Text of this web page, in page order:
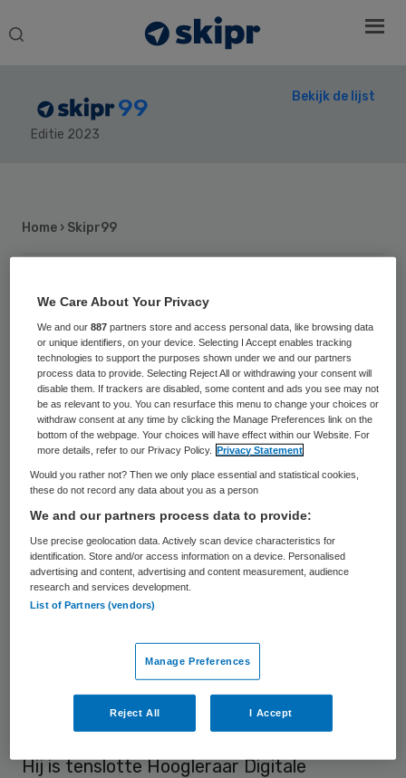
Search
99
Editie 2023
Bekijk de lijst
Home › Skipr99
42
Daan Dohmen
Prof. Dr. Ir. Daan Dohmen (1979) is
ondernemer, investeerder en
wetenschapper met een passie voor de
zorg. Hij is oprichter van FocusCura dat hij
inmiddels verkocht heeft. En van Luscii
thuismonitoring, het snelstgroeiende
healthtech bedrijf van Nederland dat actief
is steeds meer landen in Europa en Afrika.
Daan is tegenwoordig ook actief als
investeerder, zoals in AI-startup Pacmed
en flitskoerier Velomedi dat ook de ‘Picnic
voor apothekers’ wordt genoemd.
Hij is tenslotte Hoogleraar Digitale
Sidebar
We Care About Your Privacy
We and our887 partners store and access personal data, like browsing data
or unique identifiers, on your device. Selecting I Accept enables tracking
technologies to support the purposes shown under we and our partners
process data to provide. Selecting Reject All or withdrawing your consent will
disable them. If trackers are disabled, some content and ads you see may not
be as relevant to you. You can resurface this menu to change your choices or
withdraw consent at any time by clicking the Manage Preferences link on the
bottom of the webpage. Your choices will have effect within our Website. For
more details, refer to our Privacy Policy.
Privacy Statement
Would you rather not? Then we only place essential and statistical cookies,
these do not record any data about you as a person
We and our partners process data to provide:
Use precise geolocation data. Actively scan device characteristics for
identification. Store and/or access information on a device. Personalised
advertising and content, advertising and content measurement, audience
research and services development.
List of Partners (vendors)
Manage Preferences
Reject All I Accept